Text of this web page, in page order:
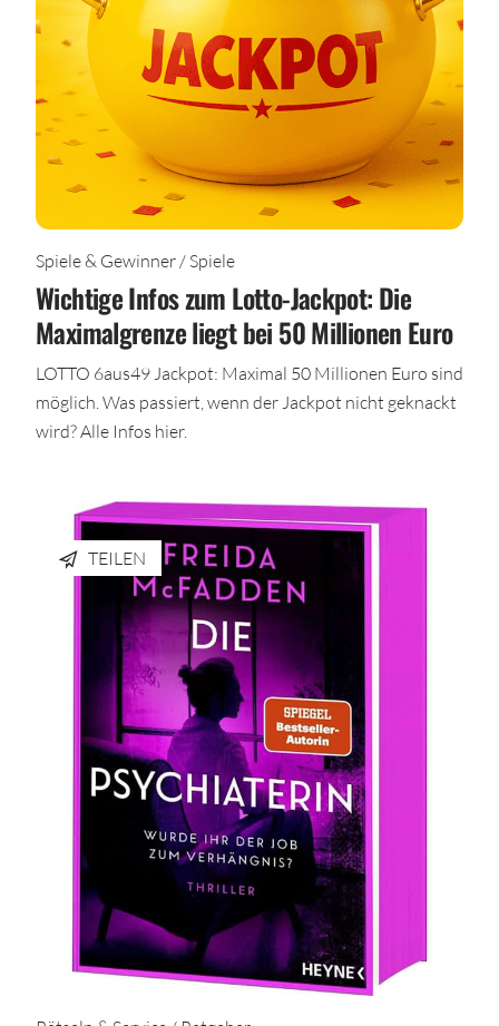
Spiele & Gewinner / Spiele
Wichtige Infos zum Lotto-Jackpot: Die
Maximalgrenze liegt bei 50 Millionen Euro
LOTTO 6aus49 Jackpot: Maximal 50 Millionen Euro sind
möglich. Was passiert, wenn der Jackpot nicht geknackt
wird? Alle Infos hier.
TEILEN